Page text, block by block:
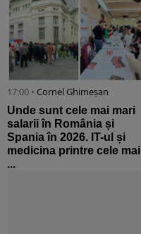
17:00 • Cornel Ghimeșan
Unde sunt cele mai mari
salarii în România și
Spania în 2026. IT-ul și
medicina printre cele mai
...